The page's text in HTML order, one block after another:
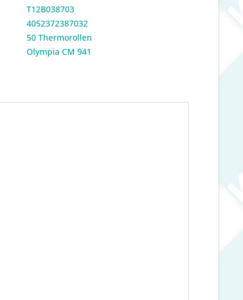
T12B038703
4052372387032
50 Thermorollen
Olympia CM 941